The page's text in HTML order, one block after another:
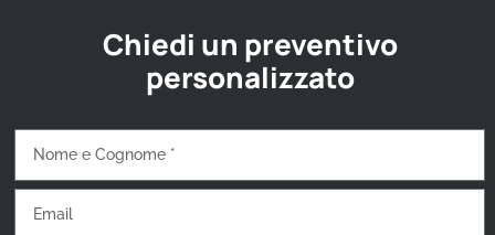
Chiedi un preventivo
personalizzato